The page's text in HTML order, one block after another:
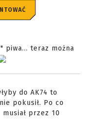
piwa... teraz można
do AK74 to
pokusił. Po co
przez 10